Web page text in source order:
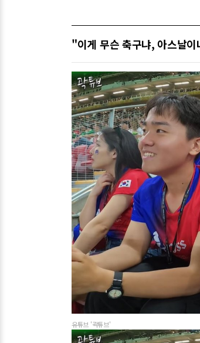
"이게 무슨 축구냐, 아스날
유튜브 '곽튜브'